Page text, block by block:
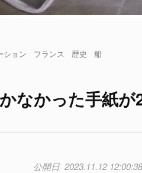
ション フランス 歴史 船
なかった手紙
2023.11.12